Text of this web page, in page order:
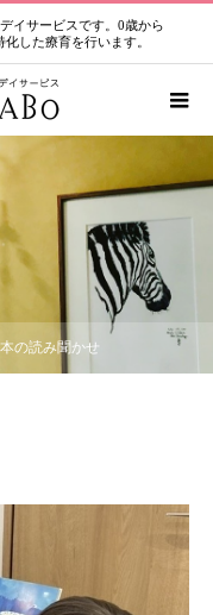
イサービスです。0歳から
した療育を行います。
の読み聞かせ